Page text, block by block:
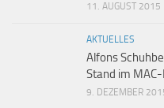
11. AUGUST 2015
AKTUELLES
Alfons
Stand im
9. DEZEMBER